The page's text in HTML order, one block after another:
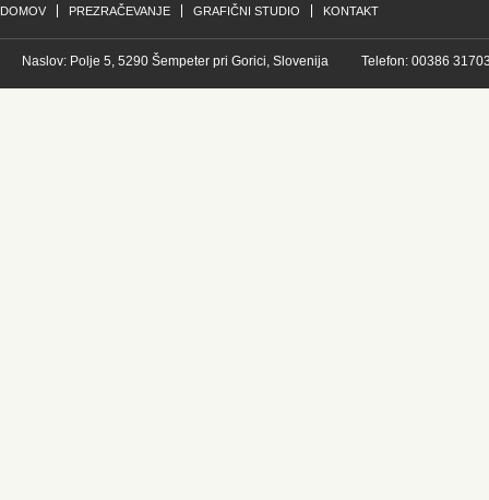
DOMOV PREZRAČEVANJE GRAFIČNI STUDIO KONTAKT
Naslov: Polje 5, 5290 Šempeter pri Gorici, Slovenija Telefon: 00386